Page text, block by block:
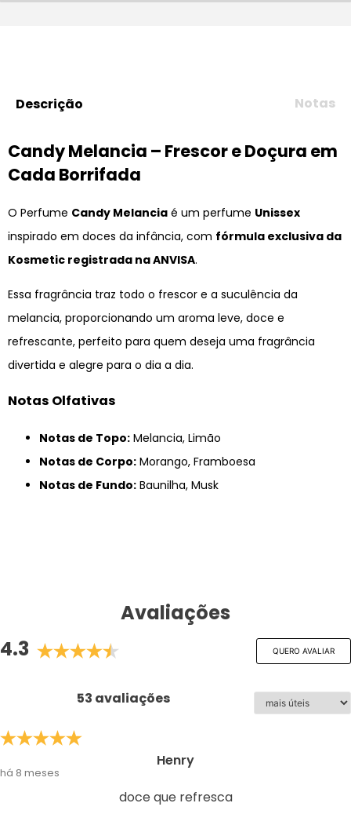
Descrição Notas
Candy Melancia – Frescor e Doçura em
Cada Borrifada
O Perfume Candy Melancia é um perfume Unissex
inspirado em doces da infância, com fórmula exclusiva da
Kosmetic registrada na ANVISA.
Essa fragrância traz todo o frescor e a suculência da
melancia, proporcionando um aroma leve, doce e
refrescante, perfeito para quem deseja uma fragrância
divertida e alegre para o dia a dia.
Notas Olfativas
Notas de Topo: Melancia, Limão
Notas de Corpo: Morango, Framboesa
Notas de Fundo: Baunilha, Musk
Avaliações
4.3
QUERO AVALIAR
53 avaliações
Henry
há 8 meses
doce que refresca